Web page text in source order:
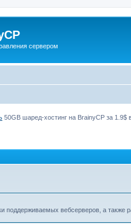
сервером
50GB шаред-хостинг на BrainyCP за 1.9$
поддерживаемых вебсерверов, а также